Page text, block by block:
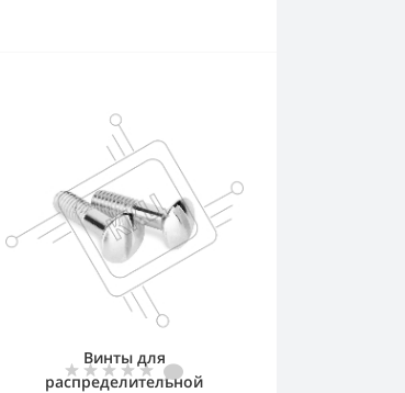
Винты для
распределительной